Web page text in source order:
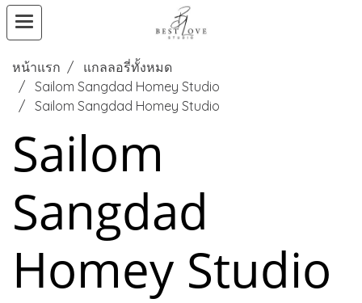
หน้าแรก
แกลลอรี่ทั้งหมด
Sailom Sangdad Homey Studio
Sailom Sangdad Homey Studio
Sailom
Sangdad
Homey Studio